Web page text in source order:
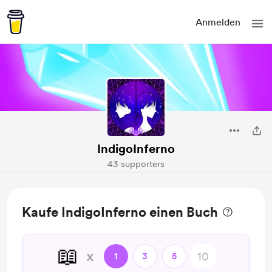
Anmelden
IndigoInferno
43 supporters
Kaufe IndigoInferno einen Buch
📖 x 1 3 5